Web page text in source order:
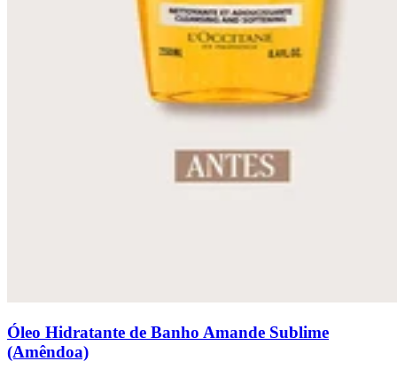
Óleo Hidratante de Banho Amande Sublime
(Amêndoa)